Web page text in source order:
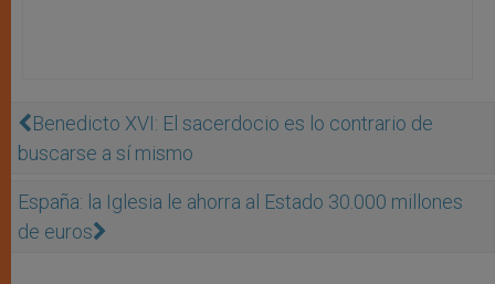
Benedicto XVI: El sacerdocio es lo contrario de
buscarse a sí mismo
España: la Iglesia le ahorra al Estado 30.000 millones
de euros